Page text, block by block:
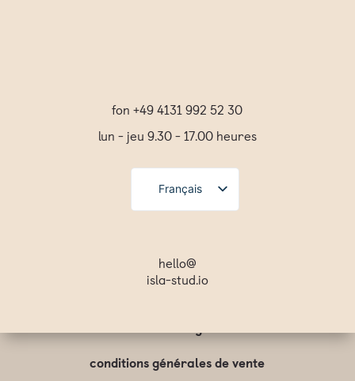
fon +49 4131 992 52 30
lun - jeu 9.30 - 17.00 heures
Français
English
hello@
isla-stud.io
conditions générales de vente